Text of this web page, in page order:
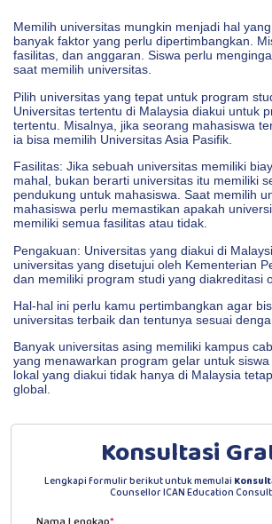
Memilih universitas mungkin menjadi hal
banyak faktor yang perlu dipertimbangkan.
fasilitas, dan anggaran. Siswa perlu
saat memilih universitas.
Pilih universitas yang tepat untuk program
Universitas tertentu di Malaysia diakui untuk
tertentu. Misalnya, jika seorang mahasiswa
ia bisa memilih Universitas Asia Pasifik.
Fasilitas: Jika sebuah universitas memiliki
mahal, bukan berarti universitas itu memiliki
pendukung untuk mahasiswa. Saat memilih
mahasiswa perlu memastikan apakah
memiliki semua fasilitas atau tidak.
Pengakuan: Universitas yang diakui di
universitas yang disetujui oleh Kementerian
dan memiliki program studi yang diakreditasi
Hal-hal ini perlu kamu pertimbangkan agar
universitas terbaik dan tentunya sesuai
Banyak universitas asing memiliki kampus
yang menawarkan program gelar untuk
lokal yang diakui tidak hanya di Malaysia
global.